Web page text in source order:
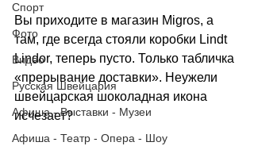
Спорт
Фото
Видео
Русская Швейцария
Афиша - Выставки - Музеи
Афиша - Театр - Опера - Шоу
Вы приходите в магазин Migros, а
там, где всегда стояли коробки Lindt
Lindor, теперь пусто. Только табличка
«прерывание доставки». Неужели
швейцарская шоколадная икона
исчезает?